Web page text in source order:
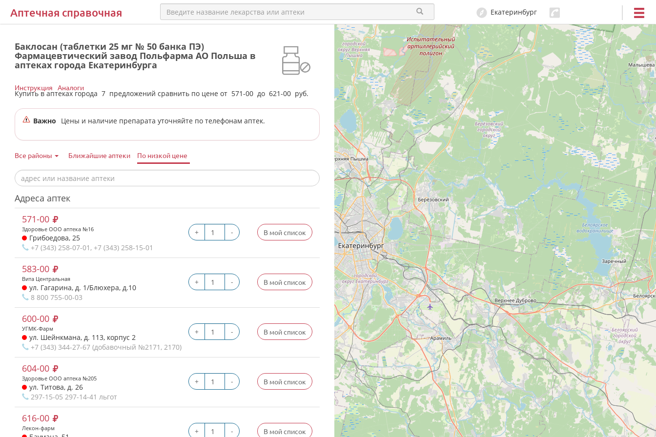
Аптечная справочная Екатеринбург
Баклосан (таблетки 25 мг № 50 банка ПЭ)
Фармацевтический завод Польфарма АО Польша в
аптеках города Екатеринбурга
Купить в аптеках города 7 предложений сравнить по цене от 571-00 до 621-00 руб.
Инструкция Аналоги
Важно Цены и наличие препарата уточняйте по телефонам аптек.
Все районы Ближайшие аптеки По низкой цене
Адреса аптек
+ - В мой список
571-00
Здоровье ООО аптека №16
Грибоедова, 25
+7 (343) 258-07-01, +7 (343) 258-15-01
+ - В мой список
583-00
Вита Центральная
ул. Гагарина, д. 1/Блюхера, д.10
8 800 755-00-03
+ - В мой список
600-00
УГМК-Фарм
ул. Шейнкмана, д. 113, корпус 2
+7 (343) 344-27-67 (добавочный №2171, 2170)
+ - В мой список
604-00
Здоровье ООО аптека №205
ул. Титова, д. 26
297-15-05 297-14-41 льгот
+ - В мой список
616-00
Лекон-фарм